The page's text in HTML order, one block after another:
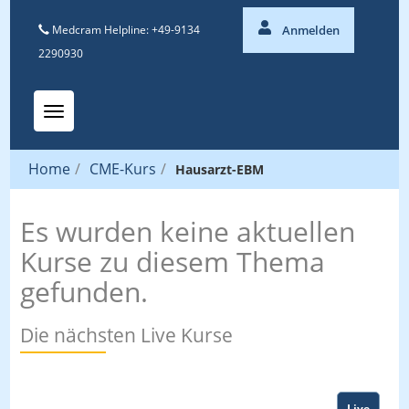
Medcram Helpline: +49-9134
2290930
Anmelden
Toggle navigation
Home / CME-Kurs / Hausarzt-EBM
Es wurden keine aktuellen
Kurse zu diesem Thema
gefunden.
Die nächsten Live Kurse